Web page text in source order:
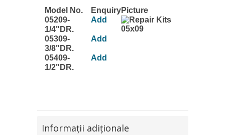
Model No.
EnquiryPicture
05209-
1/4"DR.
Add
05309-
3/8"DR.
Add
05409-
1/2"DR.
Add
Informaţii adiţionale